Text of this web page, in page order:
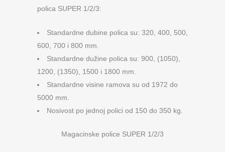
polica SUPER 1/2/3:
Standardne dubine polica su: 320, 400, 500,
600, 700 i 800 mm.
Standardne dužine polica su: 900, (1050),
1200, (1350), 1500 i 1800 mm.
Standardne visine ramova su od 1972 do
5000 mm.
Nosivost po jednoj polici od 150 do 350 kg.
Magacinske police SUPER 1/2/3